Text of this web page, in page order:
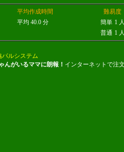
平均作成時間
平均 40.0 分
難易度
簡単 1 人
普通 1 人
パルシステム
んがいるママに朗報！ インターネットで注